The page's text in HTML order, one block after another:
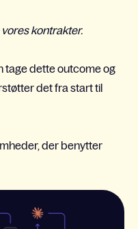
kontrakter.
tage dette outcome og
det fra start til
der benytter